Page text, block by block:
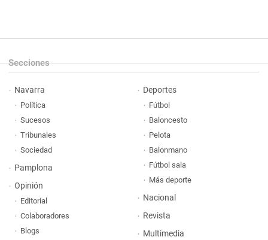
Secciones
Navarra
Política
Sucesos
Tribunales
Sociedad
Pamplona
Opinión
Editorial
Colaboradores
Blogs
Deportes
Fútbol
Baloncesto
Pelota
Balonmano
Fútbol sala
Más deporte
Nacional
Revista
Multimedia